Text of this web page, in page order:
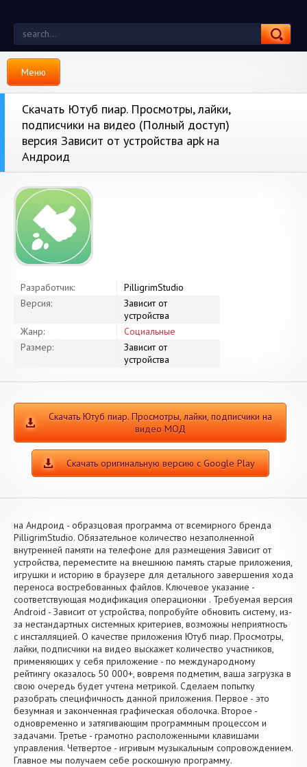
Меню
Скачать Ютуб пиар. Просмотры, лайки,
подписчики на видео (Полный доступ)
версия Зависит от устройства apk на
Андроид
Разработчик:
PilligrimStudio
Версия:
Зависит от
устройства
Жанр:
Социальные
Размер:
Зависит от
устройства
Скачать Ютуб пиар. Просмотры, лайки, подписчики на
видео МОД
Скачать оригинальную версию с Google Play
на Андроид - образцовая программа от всемирного бренда
PilligrimStudio. Обязательное количество незаполненной
внутренней памяти на телефоне для размещения Зависит от
устройства, переместите на внешнюю память старые приложения,
игрушки и историю в браузере для детального завершения хода
переноса востребованных файлов. Ключевое указание -
соответствующая модификация операционки . Требуемая версия
Android - Зависит от устройства, попробуйте обновить систему, из-
за нестандартных системных критериев, возможны неприятность
с инсталляцией. О качестве приложения Ютуб пиар. Просмотры,
лайки, подписчики на видео выскажет количество участников,
применяющих у себя приложение - по международному
рейтингу оказалось 50 000+, вовремя подметим, ваша загрузка в
свою очередь будет учтена метрикой. Сделаем попытку
разобрать специфичность данной приложения. Первое - это
безумная и законченная графическая оболочка. Второе -
одновременно и затягивающим программным процессом и
задачами. Третье - грамотно расположенными клавишами
управления. Четвертое - игривым музыкальным сопровождением.
Главное мы получаем себе роскошную программу.